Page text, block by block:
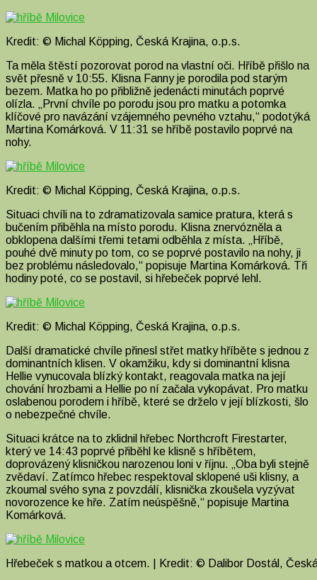
Kredit: © Michal Köpping, Česká Krajina, o.p.s.
Ta měla štěstí pozorovat porod na vlastní oči. Hříbě přišlo na
svět přesně v 10:55. Klisna Fanny je porodila pod starým
bezem. Matka ho po přibližně jedenácti minutách poprvé
olízla. „První chvíle po porodu jsou pro matku a potomka
klíčové pro navázání vzájemného pevného vztahu,“ podotýká
Martina Komárková. V 11:31 se hříbě postavilo poprvé na
nohy.
Kredit: © Michal Köpping, Česká Krajina, o.p.s.
Situaci chvíli na to zdramatizovala samice pratura, která s
bučením přiběhla na místo porodu. Klisna znervózněla a
obklopena dalšími třemi tetami odběhla z místa. „Hříbě,
pouhé dvě minuty po tom, co se poprvé postavilo na nohy, ji
bez problému následovalo,“ popisuje Martina Komárková. Tři
hodiny poté, co se postavil, si hřebeček poprvé lehl.
Kredit: © Michal Köpping, Česká Krajina, o.p.s.
Další dramatické chvíle přinesl střet matky hříběte s jednou z
dominantních klisen. V okamžiku, kdy si dominantní klisna
Hellie vynucovala blízký kontakt, reagovala matka na její
chování hrozbami a Hellie po ní začala vykopávat. Pro matku
oslabenou porodem i hříbě, které se drželo v její blízkosti, šlo
o nebezpečné chvíle.
Situaci krátce na to zklidnil hřebec Northcroft Firestarter,
který ve 14:43 poprvé přiběhl ke klisně s hříbětem,
doprovázený klisničkou narozenou loni v říjnu. „Oba byli stejně
zvědaví. Zatímco hřebec respektoval sklopené uši klisny, a
zkoumal svého syna z povzdálí, klisnička zkoušela vyzývat
novorozence ke hře. Zatím neúspěšně,“ popisuje Martina
Komárková.
Hřebeček s matkou a otcem. | Kredit: © Dalibor Dostál,